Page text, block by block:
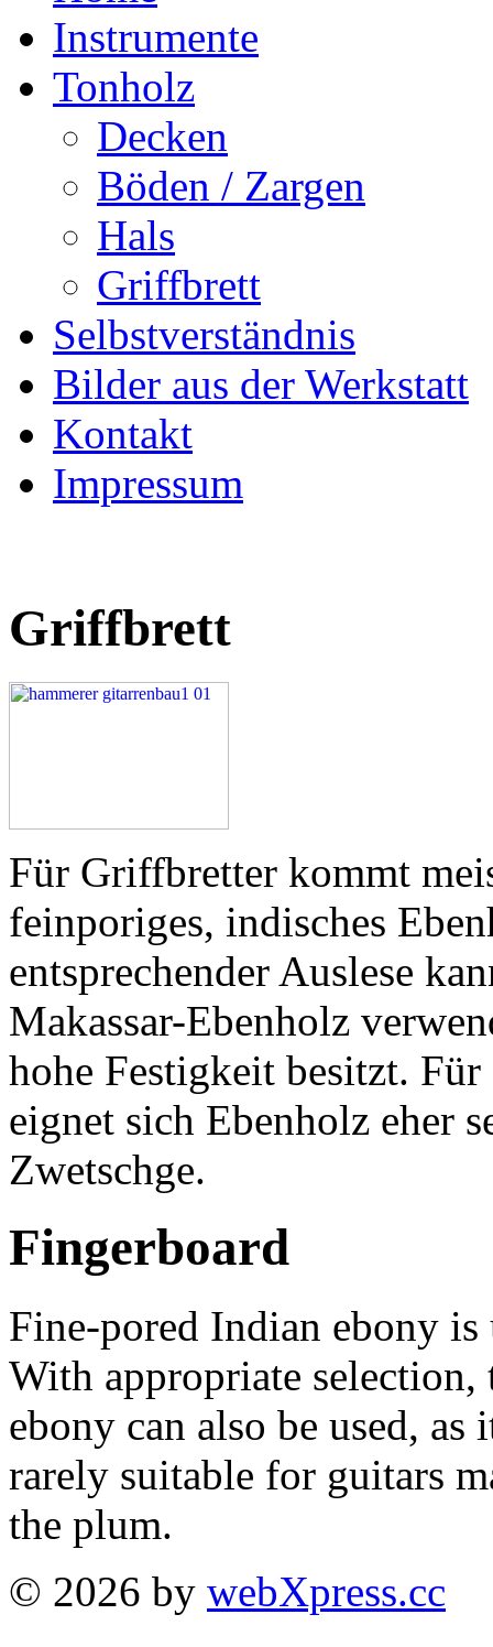
Instrumente
Tonholz
Decken
Böden / Zargen
Hals
Griffbrett
Selbstverständnis
Bilder aus der Werkstatt
Kontakt
Impressum
Griffbrett
Für Griffbretter kommt
feinporiges, indisches
entsprechender Auslese
Makassar-Ebenholz
hohe Festigkeit besitzt.
eignet sich Ebenholz eher
Zwetschge.
Fingerboard
Fine-pored Indian ebony
With appropriate
ebony can also be used,
rarely suitable for guitars
the plum.
© 2026 by webXpress.cc